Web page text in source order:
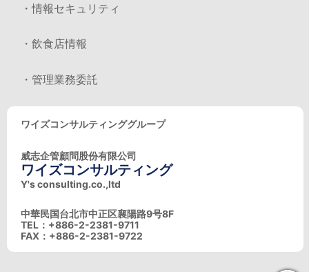
・情報セキュリティ
・飲食店情報
・管理業務委託
ワイズコンサルティンググループ
威志企管顧問股份有限公司
ワイズコンサルティング
Y's consulting.co.,ltd
中華民国台北市中正区襄陽路9号8F
TEL：+886-2-2381-9711
FAX：+886-2-2381-9722